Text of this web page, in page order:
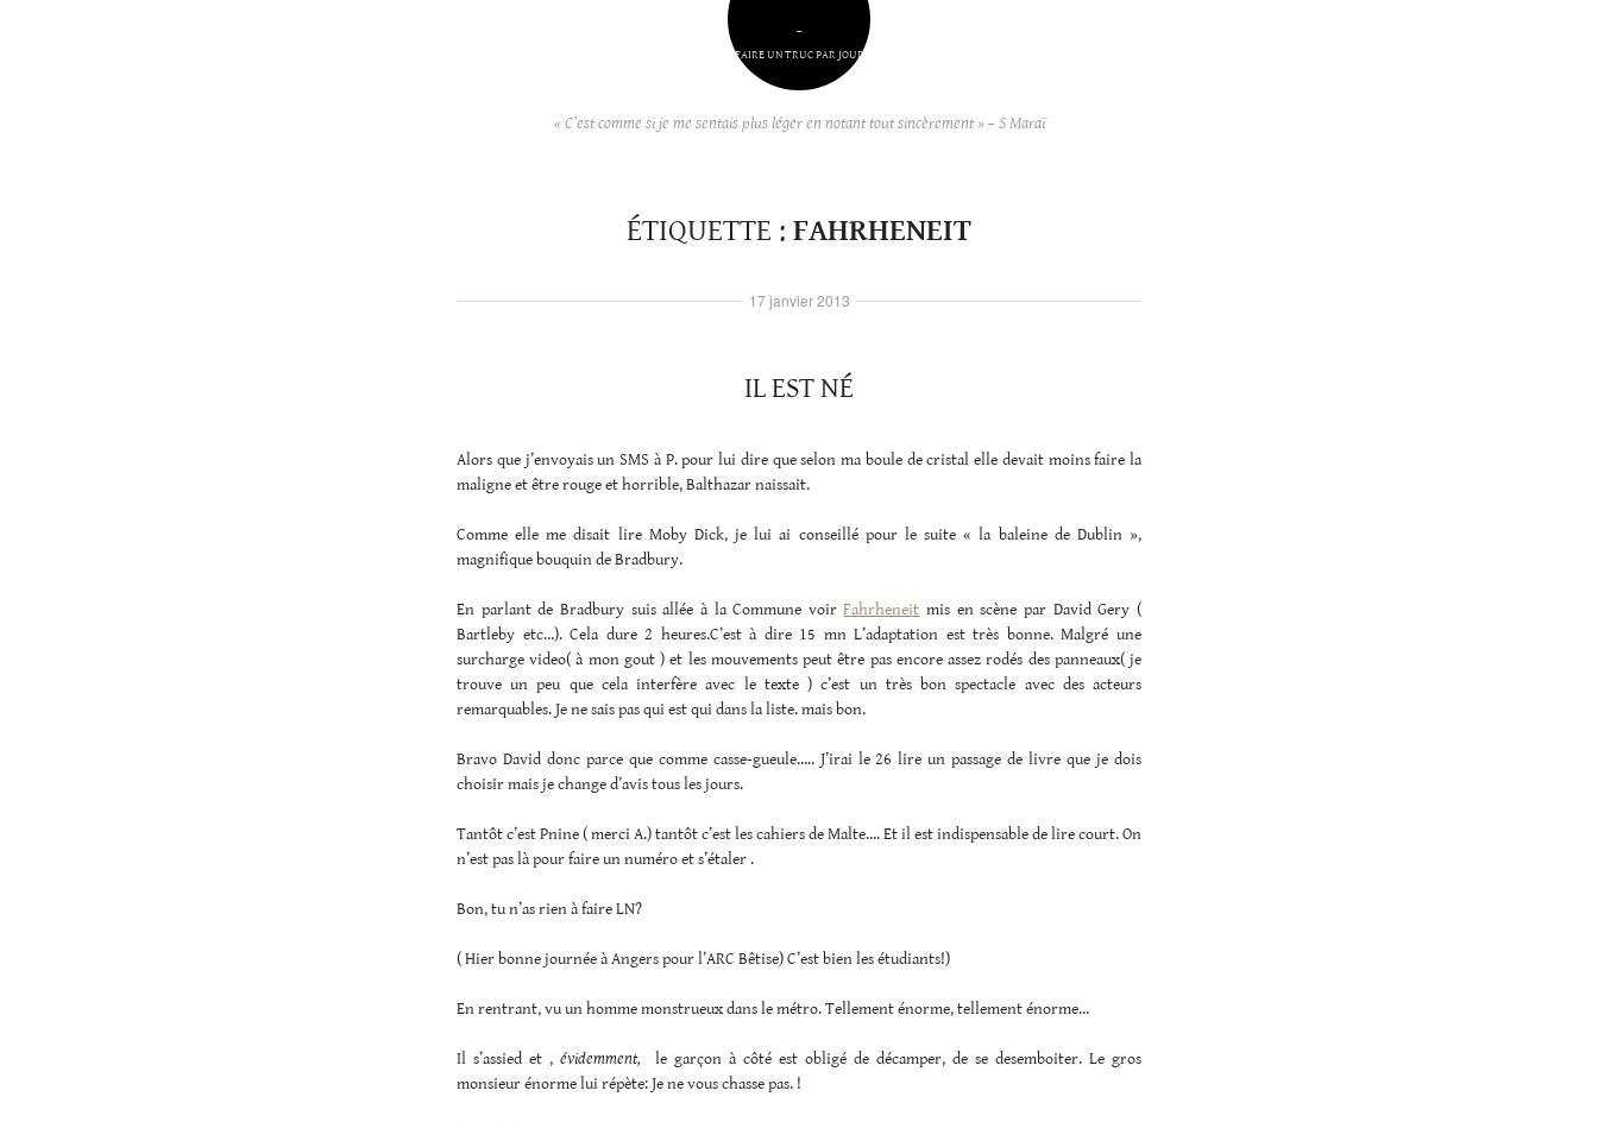
–
FAIRE UN TRUC PAR JOUR
« C’est comme si je me sentais plus léger en notant tout sincèrement » – S Maraï
ÉTIQUETTE : FAHRHENEIT
IL EST NÉ
Alors que j’envoyais un SMS à P. pour lui dire que selon ma boule de cristal elle devait moins faire la
maligne et être rouge et horrible, Balthazar naissait.
Comme elle me disait lire Moby Dick, je lui ai conseillé pour le suite « la baleine de Dublin »,
magnifique bouquin de Bradbury.
En parlant de Bradbury suis allée à la Commune voirFahrheneit mis en scène par David Gery (
Bartleby etc…). Cela dure 2 heures.C’est à dire 15 mn L’adaptation est très bonne. Malgré une
surcharge video( à mon gout ) et les mouvements peut être pas encore assez rodés des panneaux( je
trouve un peu que cela interfère avec le texte ) c’est un très bon spectacle avec des acteurs
remarquables. Je ne sais pas qui est qui dans la liste. mais bon.
Bravo David donc parce que comme casse-gueule….. J’irai le 26 lire un passage de livre que je dois
choisir mais je change d’avis tous les jours.
Tantôt c’est Pnine ( merci A.) tantôt c’est les cahiers de Malte…. Et il est indispensable de lire court. On
n’est pas là pour faire un numéro et s’étaler .
Bon, tu n’as rien à faire LN?
( Hier bonne journée à Angers pour l’ARC Bêtise) C’est bien les étudiants!)
En rentrant, vu un homme monstrueux dans le métro. Tellement énorme, tellement énorme…
Il s’assied et , évidemment,
le garçon à côté est obligé de décamper, de se desemboiter. Le gros
monsieur énorme lui répète: Je ne vous chasse pas. !
17 janvier 2013